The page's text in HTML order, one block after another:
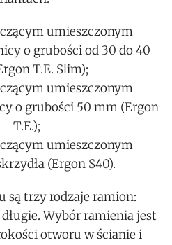
umieszczonym
o grubości od 30 do 40
T.E. Slim);
umieszczonym
o grubości 50 mm (Ergon
T.E.);
umieszczonym
(Ergon S40).
są trzy rodzaje ramion:
Wybór ramienia jest
otworu w ścianie i